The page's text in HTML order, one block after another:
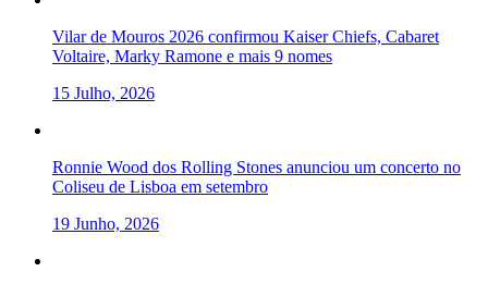
Vilar de Mouros 2026 confirmou Kaiser Chiefs, Cabaret
Voltaire, Marky Ramone e mais 9 nomes
15 Julho, 2026
Ronnie Wood dos Rolling Stones anunciou um concerto no
Coliseu de Lisboa em setembro
19 Junho, 2026